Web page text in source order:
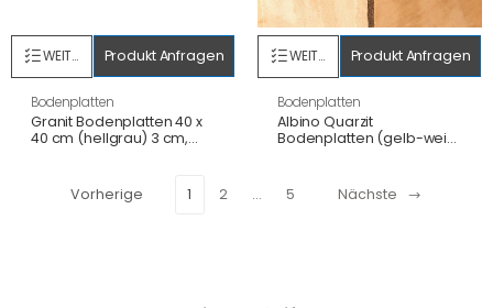
WEITERLESEN Produkt Anfragen
Bodenplatten
Granit Bodenplatten 40 x
40 cm (hellgrau) 3 cm,
WEITERLESEN Produkt Anfragen
Bodenplatten
Albino Quarzit
Bodenplatten (gelb-weiß)
Vorherige
1 2 … 5 Nächste